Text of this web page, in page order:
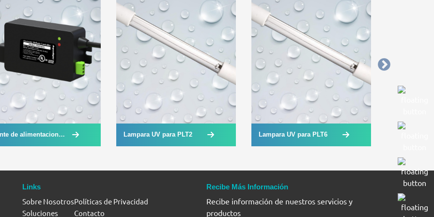
de alimentacion
Lampara UV para PLT2 Lampara UV para PLT6
Links
Sobre Nosotros
Soluciones
Políticas de Privacidad
Contacto
Recibe Más Información
Recibe información de nuestros servicios y
productos